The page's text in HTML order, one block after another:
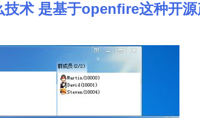
术 是基于openfire这种开